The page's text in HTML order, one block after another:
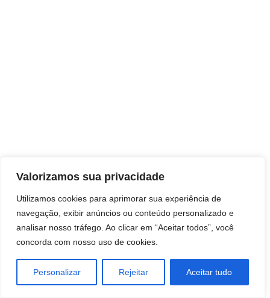
Valorizamos sua privacidade
Utilizamos cookies para aprimorar sua experiência de
navegação, exibir anúncios ou conteúdo personalizado e
analisar nosso tráfego. Ao clicar em “Aceitar todos”, você
concorda com nosso uso de cookies.
Personalizar Rejeitar Aceitar tudo
Consultas e trabalhos espirituais
Brasil - Santa Catarina - São José